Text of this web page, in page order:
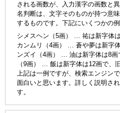
される画数が、入力漢字の画数と
名判断は、文字そのものが持つ意
するものです。下記にいくつかの例
シメスヘン（5画） … 祐は新字体
カンムリ（4画） … 蒼や夢は新字
ンズイ（4画） … 油は新字体は8画
（9画） … 飯は新字体は12画で、
上記は一例ですが、検索エンジン
面白いと思います。詳しく説明さ
す。